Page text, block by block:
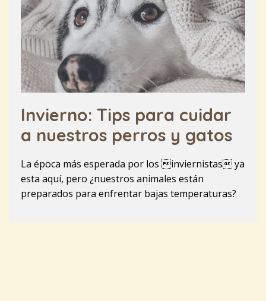
Invierno: Tips para cuidar
a nuestros perros y gatos
La época más esperada por los inviernistas ya
esta aquí, pero ¿nuestros animales están
preparados para enfrentar bajas temperaturas?